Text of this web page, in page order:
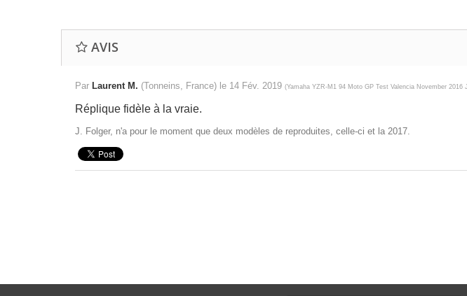
AVIS
Par Laurent M. (Tonneins, France) le 14 Fév. 2019 (Yamaha YZR-M1 94 Moto GP Test Valencia November 2016
Réplique fidèle à la vraie.
J. Folger, n'a pour le moment que deux modèles de reproduites, celle-ci et la 2017.